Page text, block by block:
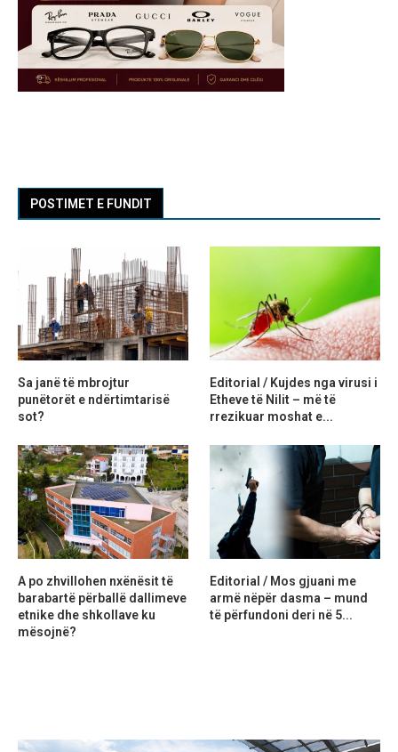
POSTIMET E FUNDIT
Sa janë të mbrojtur
punëtorët e ndërtimtarisë
sot?
Editorial / Kujdes nga virusi i
Etheve të Nilit – më të
rrezikuar moshat e...
A po zhvillohen nxënësit të
barabartë përballë dallimeve
etnike dhe shkollave ku
mësojnë?
Editorial / Mos gjuani me
armë nëpër dasma – mund
të përfundoni deri në 5...